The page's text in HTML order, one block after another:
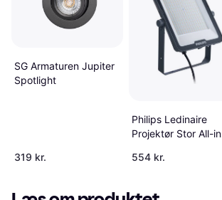
SG Armaturen Jupiter
Spotlight
319 kr.
Philips Ledinaire
Projektør Stor All-in
Spotlight
554 kr.